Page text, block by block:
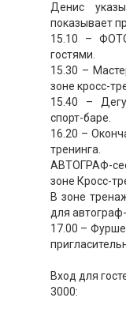
Денис
показывает
15.10 –
гостями.
15.30 –
зоне кросс-
15.40 –
спорт-баре.
16.20 –
тренинга.
АВТОГРАФ-
зоне Кросс-
В зоне
для
17.00 –
Вход для
3000: